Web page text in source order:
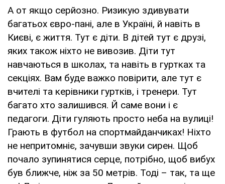
А от якщо серйозно. Ризикую здивувати
багатьох євро-пані, але в Україні, й навіть в
Києві, є життя. Тут є діти. В дітей тут є друзі,
яких також ніхто не вивозив. Діти тут
навчаються в школах, та навіть в гуртках та
секціях. Вам буде важко повірити, але тут є
вчителі та керівники гуртків, і тренери. Тут
багато хто залишився. Й саме вони і є
педагоги. Діти гуляють просто неба на вулиці!
Грають в футбол на спортмайданчиках! Ніхто
не непритомніє, зачувши звуки сирен. Щоб
почало зупинятися серце, потрібно, щоб вибух
був ближче, ніж за 50 метрів. Тоді – так, та ще